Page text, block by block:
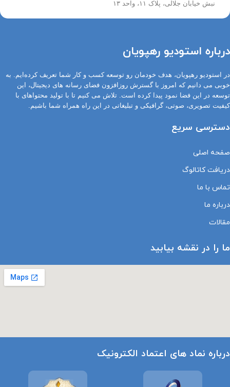
نبش خیابان جلالی، پلاک ۱۱، واحد ۱۳
درباره استودیو رهپویان
در استودیو رهپویان، هدف خودمان رو توسعه کسب و کار شما تعریف کرده‌ایم. به
خوبی می دانیم که امروز با گسترش روزافزون فضای رسانه های دیجیتال، این
توسعه در این فضا نمود پیدا کرده است. تلاش می کنیم تا با تولید محتواهای با
کیفیت تصویری، صوتی، گرافیکی و تبلیغاتی در این راه همراه شما باشیم.
دسترسی سریع
صفحه اصلی
دریافت کاتالوگ
تماس با ما
درباره ما
مقالات
ما را در نقشه بیابید
درباره نماد های اعتماد الکترونیک